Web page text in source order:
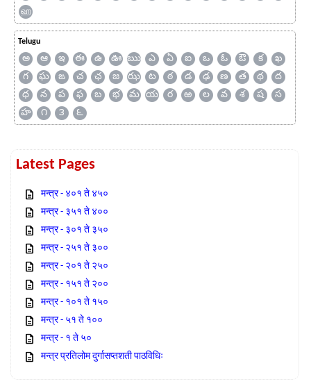
ஹ
Telugu
అ ఆ ఇ ఈ ఉ ఊ ఋ ఎ ఏ ఐ ఒ ఓ ఔ క
ఖ
గ
ఘ ఙ చ ఛ జ ఝ ట ఠ డ ఢ ణ త థ
ద
ధ
న ప ఫ బ భ మ య ర ఱ ల వ శ ష
స
హ
౧ ౩ ౬
Latest Pages
मन्त्र - ४०१ ते ४५०
मन्त्र - ३५१ ते ४००
मन्त्र - ३०१ ते ३५०
मन्त्र - २५१ ते ३००
मन्त्र - २०१ ते २५०
मन्त्र - १५१ ते २००
मन्त्र - १०१ ते १५०
मन्त्र - ५१ ते १००
मन्त्र - १ ते ५०
मन्त्र प्रतिलोम दुर्गासप्तशती पाठविधिः